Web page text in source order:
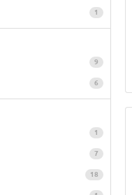
1
9
6
1
7
18